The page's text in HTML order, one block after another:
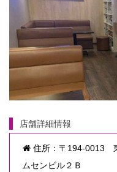
店舗詳細情報
住所：〒194-0013
ムセンビル２Ｂ